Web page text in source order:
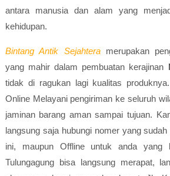
antara manusia dan alam yang
kehidupan.
Bintang Antik Sejahteramerupakan
yang mahir dalam pembuatan kerajinan
tidak di ragukan lagi kualitas
Online Melayani pengiriman ke seluruh
jaminan barang aman sampai tujuan.
langsung saja hubungi nomer yang
ini, maupun Offline untuk anda yang
Tulungagung bisa langsung merapat,